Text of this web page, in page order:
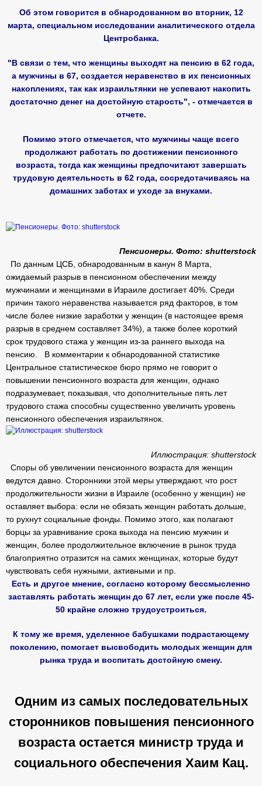
Об этом говорится в обнародованном во вторник, 12
марта, специальном исследовании аналитического отдела
Центробанка.
"В связи с тем, что женщины выходят на пенсию в 62 года,
а мужчины в 67, создается неравенство в их пенсионных
накоплениях, так как израильтянки не успевают накопить
достаточно денег на достойную старость", - отмечается в
отчете.
Помимо этого отмечается, что мужчины чаще всего
продолжают работать по достижении пенсионного
возраста, тогда как женщины предпочитают завершать
трудовую деятельность в 62 года, сосредотачиваясь на
домашних заботах и уходе за внуками.
Пенсионеры. Фото: shutterstock
По данным ЦСБ, обнародованным в канун 8 Марта,
ожидаемый разрыв в пенсионном обеспечении между
мужчинами и женщинами в Израиле достигает 40%. Среди
причин такого неравенства называется ряд факторов, в том
числе более низкие заработки у женщин (в настоящее время
разрыв в среднем составляет 34%), а также более короткий
срок трудового стажа у женщин из-за раннего выхода на
пенсию. В комментарии к обнародованной статистике
Центральное статистическое бюро прямо не говорит о
повышении пенсионного возраста для женщин, однако
подразумевает, показывая, что дополнительные пять лет
трудового стажа способны существенно увеличить уровень
пенсионного обеспечения израильтянок.
Иллюстрация: shutterstock
Споры об увеличении пенсионного возраста для женщин
ведутся давно. Сторонники этой меры утверждают, что рост
продолжительности жизни в Израиле (особенно у женщин) не
оставляет выбора: если не обязать женщин работать дольше,
то рухнут социальные фонды. Помимо этого, как полагают
борцы за уравнивание срока выхода на пенсию мужчин и
женщин, более продолжительное включение в рынок труда
благоприятно отразится на самих женщинах, которые будут
чувствовать себя нужными, активными и пр.
Есть и другое мнение, согласно которому бессмысленно
заставлять работать женщин до 67 лет, если уже после 45-
50 крайне сложно трудоустроиться.
К тому же время, уделенное бабушками подрастающему
поколению, помогает высвободить молодых женщин для
рынка труда и воспитать достойную смену.
Одним из самых последовательных
сторонников повышения пенсионного
возраста остается министр труда и
социального обеспечения Хаим Кац.